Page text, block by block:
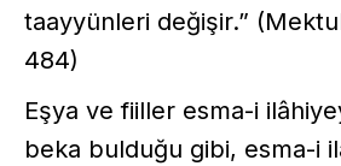
taayyünleri değişir.”
484)
Eşya ve fiiller esma-i
beka bulduğu gibi, esma-i